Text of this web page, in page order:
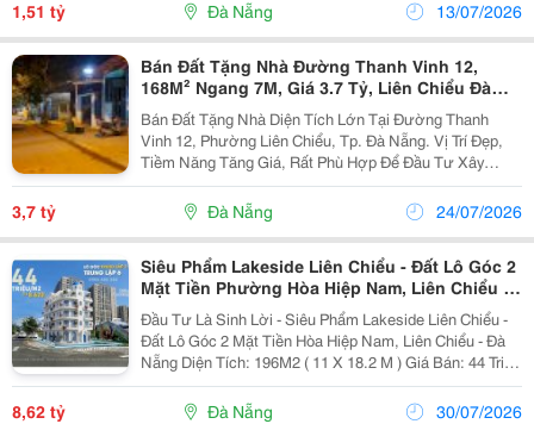
1,51 tỷ Đà Nẵng 13/07/2026
Bán Đất Tặng Nhà Đường Thanh Vinh 12,
168M² Ngang 7M, Giá 3.7 Tỷ, Liên Chiểu Đà
Nẵng
Bán Đất Tặng Nhà Diện Tích Lớn Tại Đường Thanh
Vinh 12, Phường Liên Chiểu, Tp. Đà Nẵng. Vị Trí Đẹp,
Tiềm Năng Tăng Giá, Rất Phù Hợp Để Đầu Tư Xây
Dựng Phòng Trọ, Căn Hộ Cho Thuê Hoặc Giữ Tài Sản
Lâu Dài. Thông Tin Chi Tiết: Diện Tích:...
3,7 tỷ Đà Nẵng 24/07/2026
Siêu Phẩm Lakeside Liên Chiểu - Đất Lô Góc 2
Mặt Tiền Phường Hòa Hiệp Nam, Liên Chiểu -
Đà Nẵng
Đầu Tư Là Sinh Lời - Siêu Phẩm Lakeside Liên Chiểu -
Đất Lô Góc 2 Mặt Tiền Hòa Hiệp Nam, Liên Chiểu - Đà
Nẵng Diện Tích: 196M2 ( 11 X 18.2 M ) Giá Bán: 44 Triệu
/M2 ( Tl Rất Ít - Tổng 8 Tỷ 620 Triệu ) Liên Hệ Sđt:
0906488288 Anh Tiến ***Thông Tin...
8,62 tỷ Đà Nẵng 30/07/2026